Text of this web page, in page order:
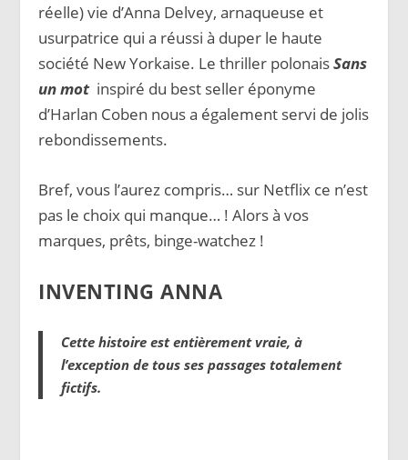
réelle) vie d’Anna Delvey, arnaqueuse et
usurpatrice qui a réussi à duper le haute
société New Yorkaise. Le thriller polonaisSans
un motinspiré du best seller éponyme
d’Harlan Coben nous a également servi de jolis
rebondissements.
Bref, vous l’aurez compris… sur Netflix ce n’est
pas le choix qui manque… ! Alors à vos
marques, prêts, binge-watchez !
INVENTING ANNA
Cette histoire est entièrement vraie, à
l’exception de tous ses passages totalement
fictifs.